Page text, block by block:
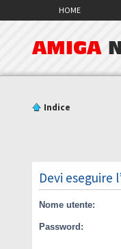
HOME
AMIGA
Indice
Devi eseguire
Nome utente:
Password: